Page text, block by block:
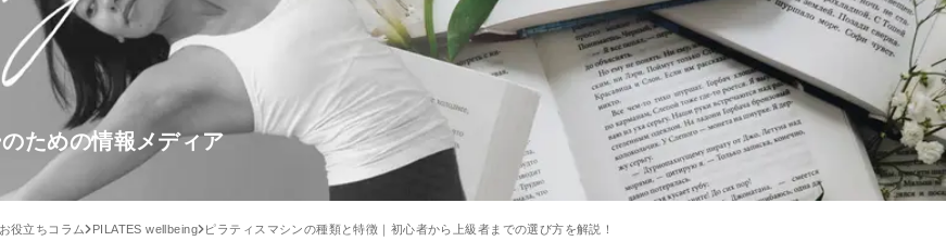
ための情報メディア
役立ちコラム PILATES wellbeing ピラティスマシンの種類と特徴｜初心者から上級者までの選び方を解説！